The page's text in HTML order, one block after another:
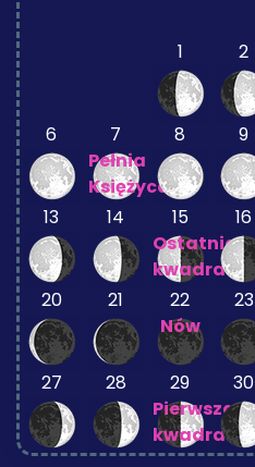
1 2
6
7
Pełnia
Księżyca
8 9
13 14
15
Ostatnia
kwadra
16
20 21
22
Nów
23
27 28
29
Pierwsza
kwadra
30